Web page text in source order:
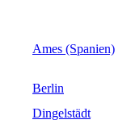
Ames (Spanien)
Berlin
Dingelstädt